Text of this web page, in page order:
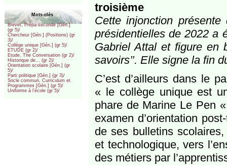
Mots-clés
Brevet, Prépa-seconde [Gén.]
(gr 5)/
Chercheur [Gén.] (Positions) (gr
3)/
Collège unique [Gén.] (gr 5)/
ETUDE (gr 2)/
Etude. The Conversation (gr 2)/
Historique de... (gr 2)/
Orientation scolaire [Gén.] (gr
5)/
Parti politique [Gén.] (gr 3)/
Socle commun, Curriculum et
Programmes [Gén.] (gr 5)/
Uniforme à l’école (gr 5)/
troisième
Cette injonction
présidentielles de 2022 a
Gabriel Attal et figure en
savoirs’’. Elle signe la fin
C’est d’ailleurs dans le
« le collège unique est
phare de Marine Le Pen
examen d’orientation
de ses bulletins
et technologique, vers
des métiers par